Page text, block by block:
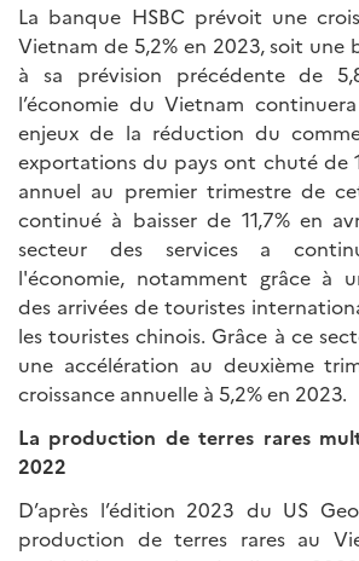
La banque HSBC prévoit une
Vietnam de 5,2% en 2023, soit une
à sa prévision précédente de
l’économie du Vietnam
enjeux de la réduction du
exportations du pays ont chuté de
annuel au premier trimestre de
continué à baisser de 11,7% en
secteur des services a
l'économie, notamment grâce à
des arrivées de touristes
les touristes chinois. Grâce à ce
une accélération au deuxième
croissance annuelle à 5,2% en 2023.
La production de terres rares
2022
D’après l’édition 2023 du US
production de terres rares au